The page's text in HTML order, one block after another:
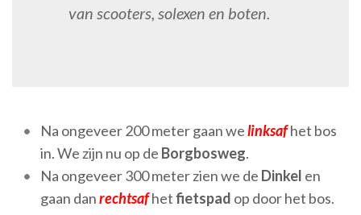
van scooters, solexen en boten.
Na ongeveer 200 meter gaan welinksafhet bos
in. We zijn nu op de Borgbosweg.
Na ongeveer 300 meter zien we de Dinkel en
gaan danrechtsafhetfietspad op door het bos.